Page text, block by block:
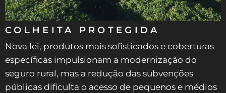
COLHEITA PROTEGIDA
Nova lei, produtos mais sofisticados e coberturas
específicas impulsionam a modernização do
seguro rural, mas a redução das subvenções
públicas dificulta o acesso de pequenos e médios